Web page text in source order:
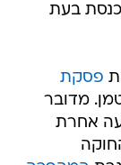
אחרת
המהפכה
ייערכו בו